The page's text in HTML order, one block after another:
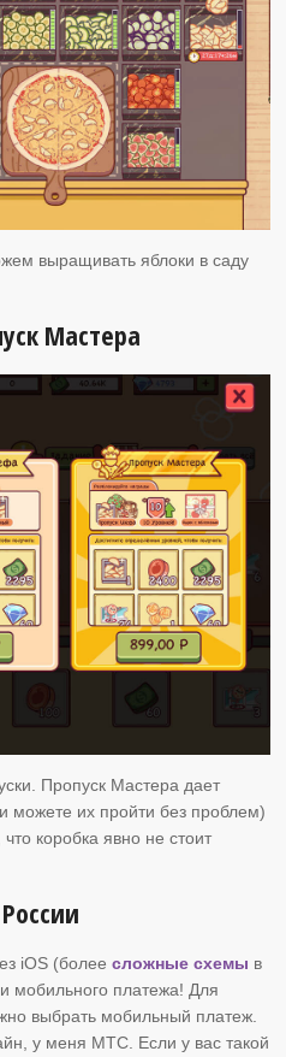
выращивать яблоки в саду
Мастера
Пропуск Мастера дает
можете их пройти без проблем)
коробка явно не стоит
iOS (болеесложные схемы в
мобильного платежа! Для
выбрать мобильный платеж.
у меня МТС. Если у вас такой